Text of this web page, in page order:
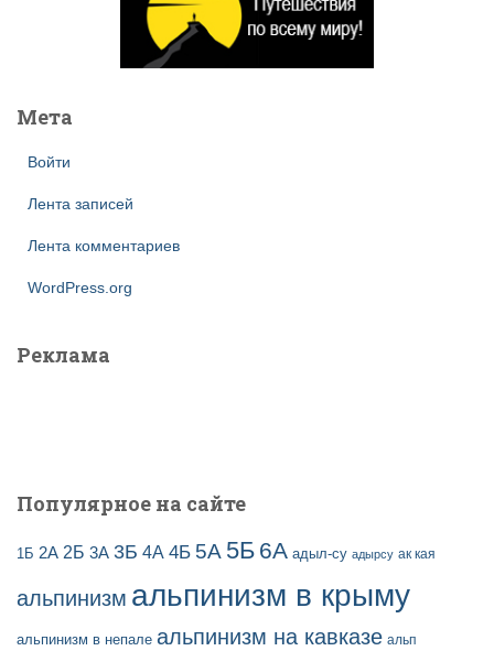
Мета
Войти
Лента записей
Лента комментариев
WordPress.org
Реклама
Популярное на сайте
1Б 2А 2Б 3А 3Б 4А 4Б 5А 5Б 6А адыл-су адырсу ак кая
альпинизм альпинизм в крыму
альпинизм в непале альпинизм на кавказе альп